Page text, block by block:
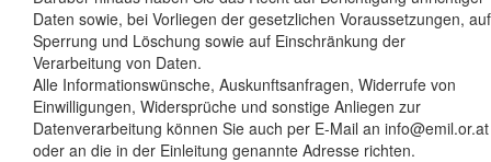
Daten sowie, bei Vorliegen der gesetzlichen Voraussetzungen, auf
Sperrung und Löschung sowie auf Einschränkung der
Verarbeitung von Daten.
Alle Informationswünsche, Auskunftsanfragen, Widerrufe von
Einwilligungen, Widersprüche und sonstige Anliegen zur
Datenverarbeitung können Sie auch per E-Mail an info@emil.or.at
oder an die in der Einleitung genannte Adresse richten.